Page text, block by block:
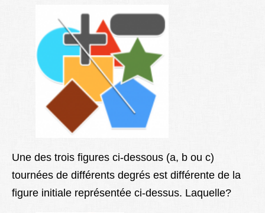
Better Health
Une des trois figures ci-dessous (a, b ou c)
tournées de différents degrés est différente de la
figure initiale représentée ci-dessus. Laquelle?